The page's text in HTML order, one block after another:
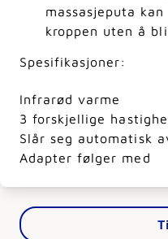
massasjeputa
kroppen uten å
Spesifikasjoner:
Infrarød varme
3 forskjellige
Slår seg automatisk
Adapter følger med